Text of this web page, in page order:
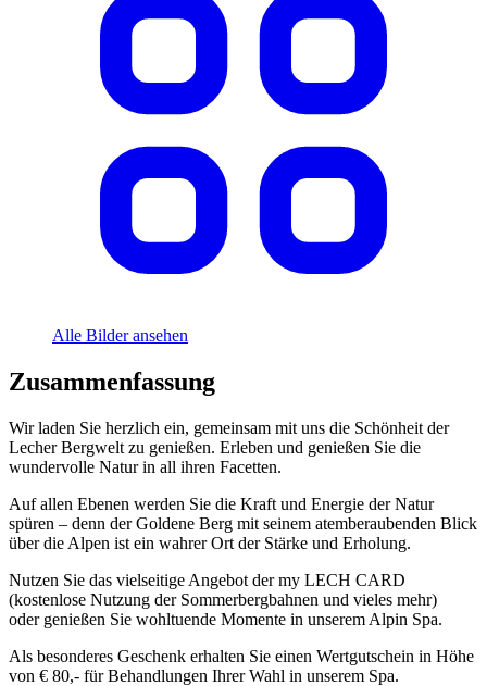
Alle Bilder ansehen
Zusammenfassung
Wir laden Sie herzlich ein, gemeinsam mit uns die Schönheit der
Lecher Bergwelt zu genießen. Erleben und genießen Sie die
wundervolle Natur in all ihren Facetten.
Auf allen Ebenen werden Sie die Kraft und Energie der Natur
spüren – denn der Goldene Berg mit seinem atemberaubenden Blick
über die Alpen ist ein wahrer Ort der Stärke und Erholung.
Nutzen Sie das vielseitige Angebot der my LECH CARD
(kostenlose Nutzung der Sommerbergbahnen und vieles mehr)
oder genießen Sie wohltuende Momente in unserem Alpin Spa.
Als besonderes Geschenk erhalten Sie einen Wertgutschein in Höhe
von € 80,- für Behandlungen Ihrer Wahl in unserem Spa.